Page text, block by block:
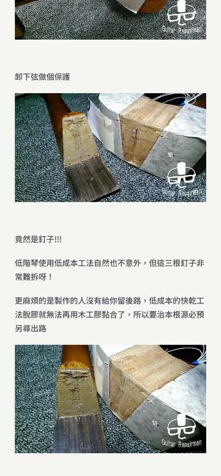
卸下弦做個保護
竟然是釘子!!!
低階琴使用低成本工法自然也不意外，但這三根釘子非
常難拆呀！
更麻煩的是製作的人沒有給你留後路，低成本的快乾工
法脫膠就無法再用木工膠黏合了，所以要治本根源必預
另尋出路